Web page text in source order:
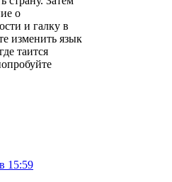
о
и галку в
изменить язык
таится
15:59